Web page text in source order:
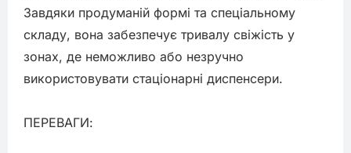
Завдяки продуманій формі та спеціальному
складу, вона забезпечує тривалу свіжість у
зонах, де неможливо або незручно
використовувати стаціонарні диспенсери.
ПЕРЕВАГИ: